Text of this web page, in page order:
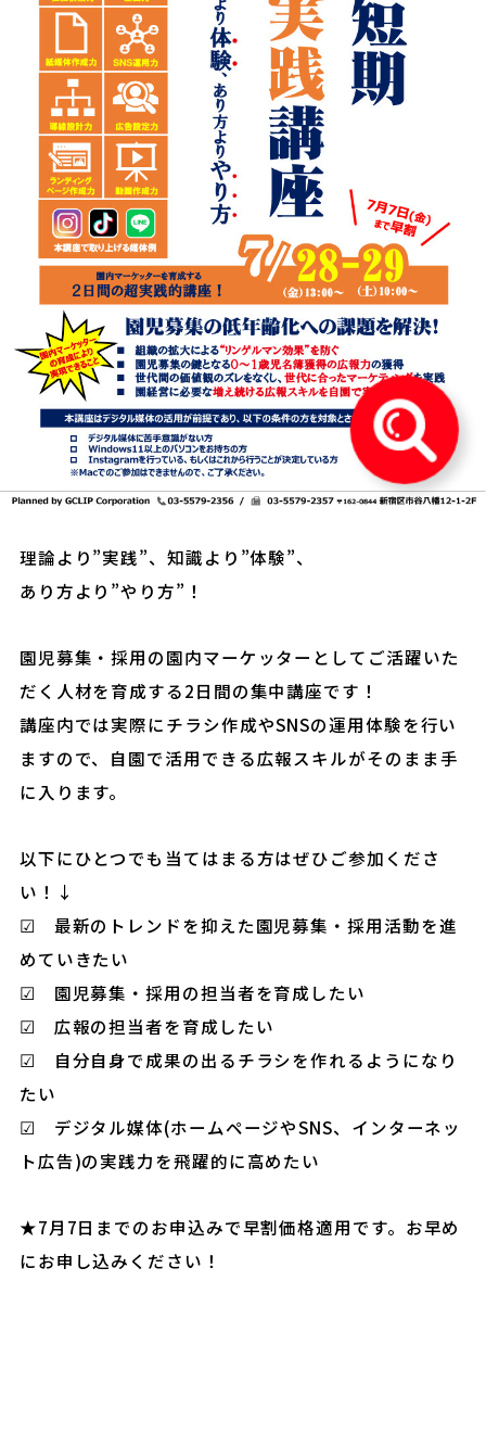
理論より”実践”、知識より”体験”、
あり方より”やり方”！
園児募集・採用の園内マーケッターとしてご活躍いた
だく人材を育成する2日間の集中講座です！
講座内では実際にチラシ作成やSNSの運用体験を行い
ますので、自園で活用できる広報スキルがそのまま手
に入ります。
以下にひとつでも当てはまる方はぜひご参加くださ
い！↓
☑ 最新のトレンドを抑えた園児募集・採用活動を進
めていきたい
☑ 園児募集・採用の担当者を育成したい
☑ 広報の担当者を育成したい
☑ 自分自身で成果の出るチラシを作れるようになり
たい
☑ デジタル媒体(ホームページやSNS、インターネッ
ト広告)の実践力を飛躍的に高めたい
★7月7日までのお申込みで早割価格適用です。お早め
にお申し込みください！